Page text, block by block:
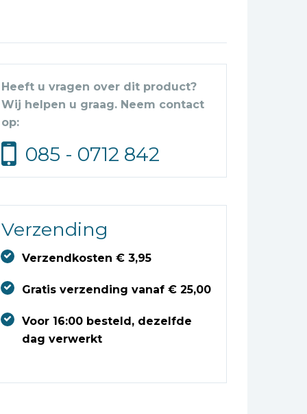
Heeft u vragen over dit product?
Wij helpen u graag. Neem contact
op:
085 - 0712 842
Verzending
Verzendkosten € 3,95
Gratis verzending vanaf € 25,00
Voor 16:00 besteld, dezelfde
dag verwerkt